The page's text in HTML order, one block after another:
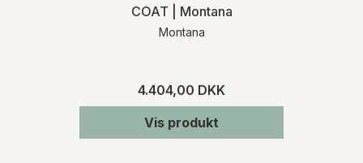
COAT | Montana
Montana
4.404,00 DKK
Vis produkt